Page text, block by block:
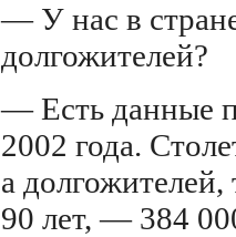
— У нас в
долгожителей?
— Есть данные
2002 года.
а
90 лет, — 384